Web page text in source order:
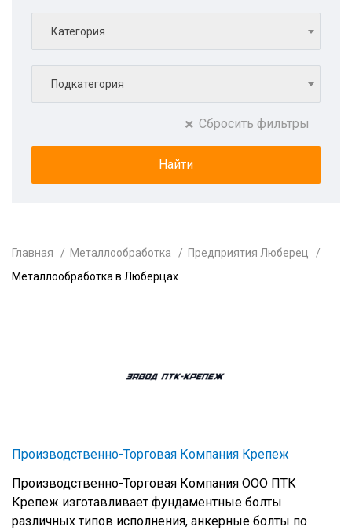
Категория
Подкатегория
Сбросить фильтры
Главная Металлообработка
Предприятия Люберец
Металлообработка в Люберцах
Производственно-Торговая Компания Крепеж
Производственно-Торговая Компания ООО ПТК
Крепеж изготавливает фундаментные болты
различных типов исполнения, анкерные болты по